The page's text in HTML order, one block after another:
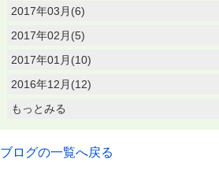
2017年03月(6)
2017年02月(5)
2017年01月(10)
2016年12月(12)
もっとみる
ブログの一覧へ戻る